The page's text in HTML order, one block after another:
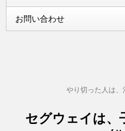
お問い合わせ
やり切った人は、
セグウェイは、